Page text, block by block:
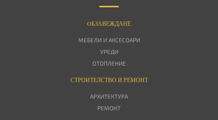
OБЗАВЕЖДАНЕ
МЕБЕЛИ И АКСЕСОАРИ
УРЕДИ
ОТОПЛЕНИЕ
СТРОИТЕЛСТВО И РЕМОНТ
АРХИТЕКТУРА
РЕМОНТ